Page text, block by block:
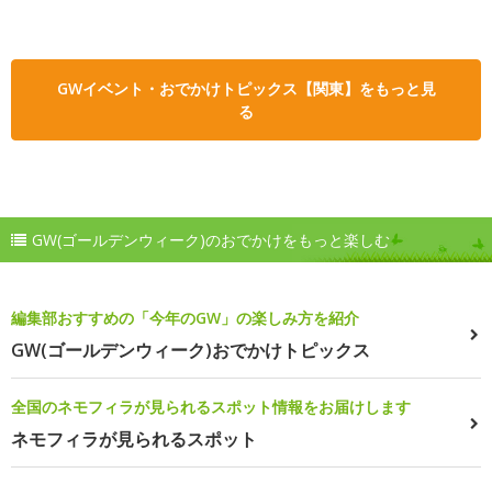
GWイベント・おでかけトピックス【関東】をもっと見
る
GW(ゴールデンウィーク)のおでかけをもっと楽しむ
編集部おすすめの「今年のGW」の楽しみ方を紹介
GW(ゴールデンウィーク)おでかけトピックス
全国のネモフィラが見られるスポット情報をお届けします
ネモフィラが見られるスポット